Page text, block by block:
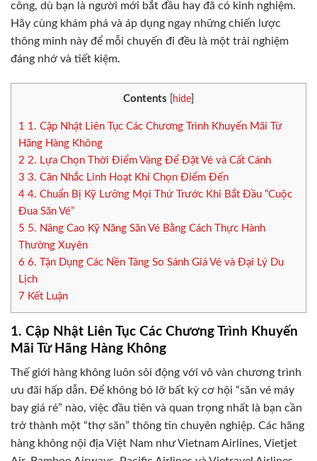
công, dù bạn là người mới bắt đầu hay đã có kinh nghiệm.
Hãy cùng khám phá và áp dụng ngay những chiến lược
thông minh này để mỗi chuyến đi đều là một trải nghiệm
đáng nhớ và tiết kiệm.
Contents hide
1 1. Cập Nhật Liên Tục Các Chương Trình Khuyến Mãi Từ
Hãng Hàng Không
2 2. Lựa Chọn Thời Điểm Vàng Để Đặt Vé và Cất Cánh
3 3. Cân Nhắc Linh Hoạt Khi Chọn Điểm Đến
4 4. Chuẩn Bị Kỹ Lưỡng Mọi Thứ Trước Khi Bắt Đầu “Cuộc
Đua Săn Vé”
5 5. Nâng Cao Kỹ Năng Săn Vé Bằng Cách Thực Hành
Thường Xuyên
6 6. Tận Dụng Các Nền Tảng So Sánh Giá Vé và Đại Lý Du
Lịch
7 Kết Luận
1. Cập Nhật Liên Tục Các Chương Trình Khuyến
Mãi Từ Hãng Hàng Không
Thế giới hàng không luôn sôi động với vô vàn chương trình
ưu đãi hấp dẫn. Để không bỏ lỡ bất kỳ cơ hội “săn vé máy
bay giá rẻ” nào, việc đầu tiên và quan trọng nhất là bạn cần
trở thành một “thợ săn” thông tin chuyên nghiệp. Các hãng
hàng không nội địa Việt Nam như Vietnam Airlines, Vietjet